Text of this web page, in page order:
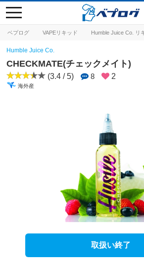
ベプログ VAPEリキッド Humble Juice Co. リ
toggle
navigation
Humble Juice Co.
CHECKMATE(チェックメイト)
(3.4 / 5) 8 2
海外産
取扱い終了